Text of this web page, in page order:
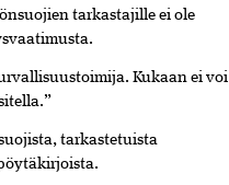
tarkastajille ei ole
Kukaan ei voi
tarkastetuista